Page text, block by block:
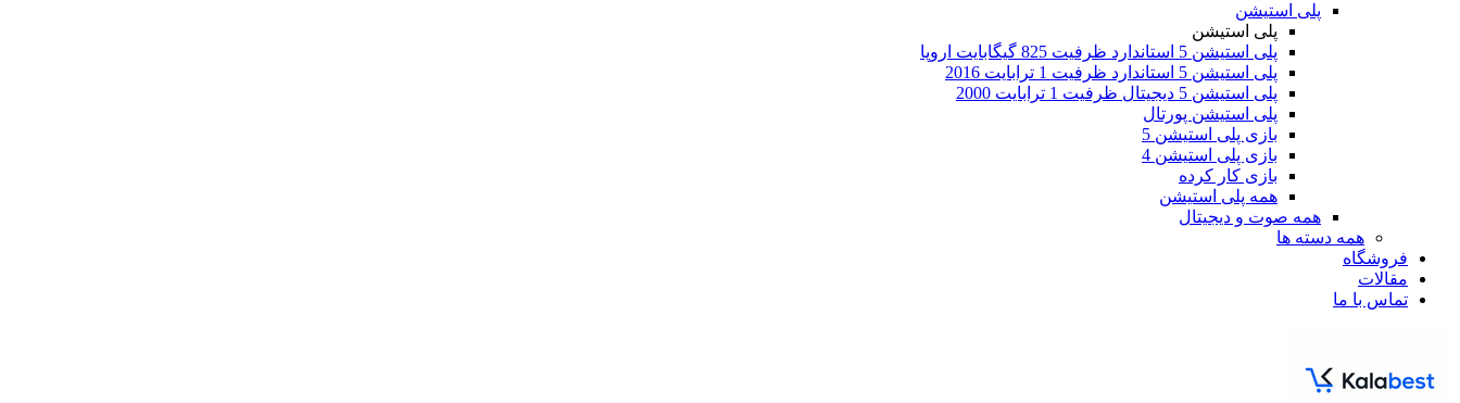
پلی استیشن
پلی استیشن
پلی استیشن 5 استاندارد ظرفیت 825 گیگابایت اروپا
پلی استیشن 5 استاندارد ظرفیت 1 ترابایت 2016
پلی استیشن 5 دیجیتال ظرفیت 1 ترابایت 2000
پلی استیشن پورتال
بازی پلی استیشن 5
بازی پلی استیشن 4
بازی کار کرده
همه پلی استیشن
همه صوت و دیجیتال
همه دسته ها
فروشگاه
مقالات
تماس با ما